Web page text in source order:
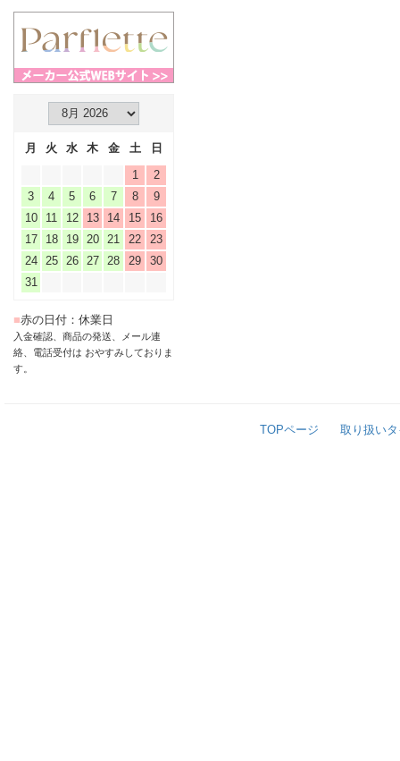
月 火 水 木 金 土
日
1
2
3
4 5 6 7 8
9
10
11 12 13 14 15
16
17
18 19 20 21 22
23
24
25 26 27 28 29
30
31
■赤の日付：休業日
入金確認、商品の発送、メール連
絡、電話受付は おやすみしておりま
す。
TOPページ 取り扱い